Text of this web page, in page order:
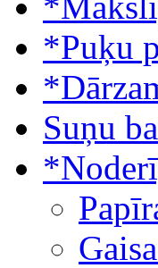
*Puķu
Suņu